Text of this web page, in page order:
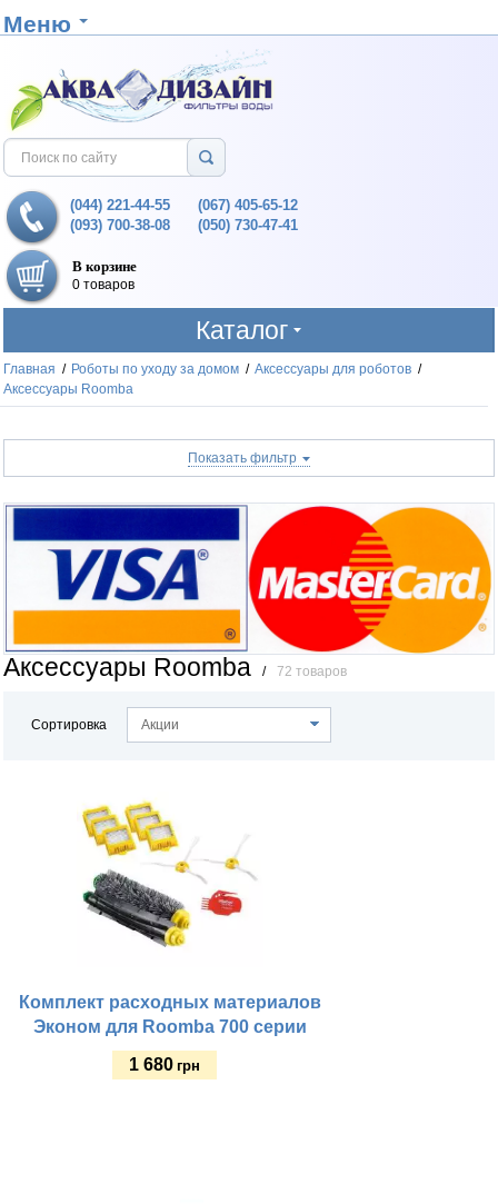
Меню
(044) 221-44-55
(093) 700-38-08
(067) 405-65-12
(050) 730-47-41
В корзине
0 товаров
Каталог
Главная / Роботы по уходу за домом / Аксессуары для роботов /
Аксессуары Roomba
Показать фильтр
Аксессуары Roomba / 72 товаров
Сортировка Акции
Комплект расходных материалов
Эконом для Roomba 700 серии
1 680 грн